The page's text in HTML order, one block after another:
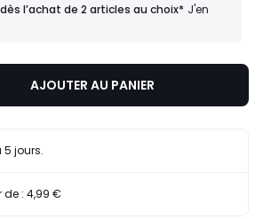
dès l’achat de 2 articles au choix* J'en
AJOUTER AU PANIER
5 jours.
de : 4,99 €